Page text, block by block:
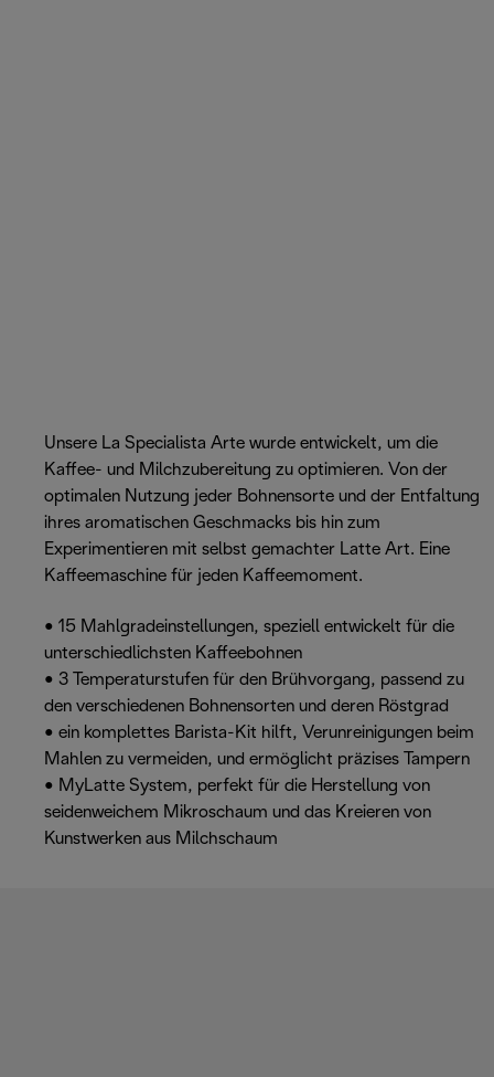
Unsere La Specialista Arte wurde entwickelt, um die
Kaffee- und Milchzubereitung zu optimieren. Von der
optimalen Nutzung jeder Bohnensorte und der Entfaltung
ihres aromatischen Geschmacks bis hin zum
Experimentieren mit selbst gemachter Latte Art. Eine
Kaffeemaschine für jeden Kaffeemoment.
• 15 Mahlgradeinstellungen, speziell entwickelt für die
unterschiedlichsten Kaffeebohnen
• 3 Temperaturstufen für den Brühvorgang, passend zu
den verschiedenen Bohnensorten und deren Röstgrad
• ein komplettes Barista-Kit hilft, Verunreinigungen beim
Mahlen zu vermeiden, und ermöglicht präzises Tampern
• MyLatte System, perfekt für die Herstellung von
seidenweichem Mikroschaum und das Kreieren von
Kunstwerken aus Milchschaum